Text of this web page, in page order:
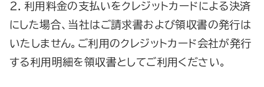
２．利用料金の支払いをクレジットカードによる決済
にした場合、当社はご請求書および領収書の発行は
いたしません。ご利用のクレジットカード会社が発行
する利用明細を領収書としてご利用ください。